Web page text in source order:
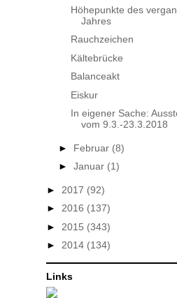
Höhepunkte des
Jahres
Rauchzeichen
Kältebrücke
Balanceakt
Eiskur
In eigener Sache:
vom 9.3.-23.3.2018
► Februar (8)
► Januar (1)
► 2017 (92)
► 2016 (137)
► 2015 (343)
► 2014 (134)
Links